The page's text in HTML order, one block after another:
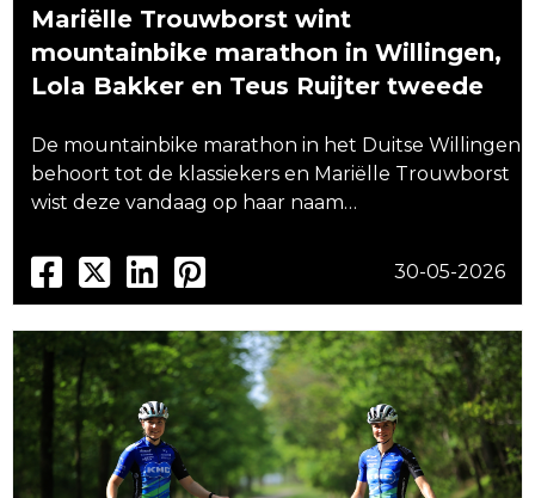
Mariëlle Trouwborst wint
mountainbike marathon in Willingen,
Lola Bakker en Teus Ruijter tweede
De mountainbike marathon in het Duitse Willingen
behoort tot de klassiekers en Mariëlle Trouwborst
wist deze vandaag op haar naam…
30-05-2026